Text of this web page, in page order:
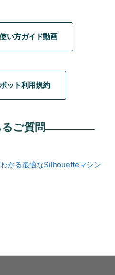
い方ガイド動画
ット利用規約
ご質問
わかる最適なSilhouetteマシン